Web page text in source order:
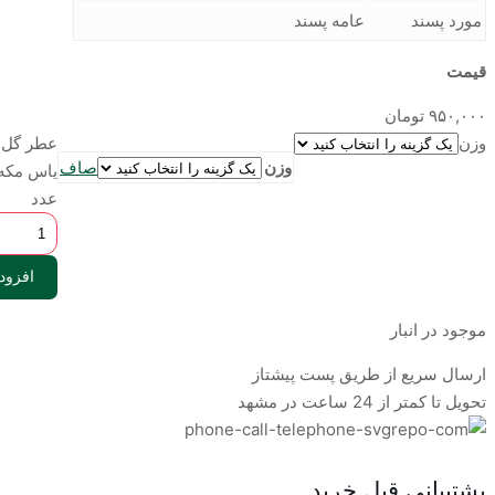
مورد پسند
عامه پسند
قیمت
۹۵۰,۰۰۰ تومان
وزن
وزن
صاف
عطر گل
ياس
عدد
موجود در انبار
ارسال سریع از طریق پست پیشتاز
تحویل تا کمتر از 24 ساعت در مشهد